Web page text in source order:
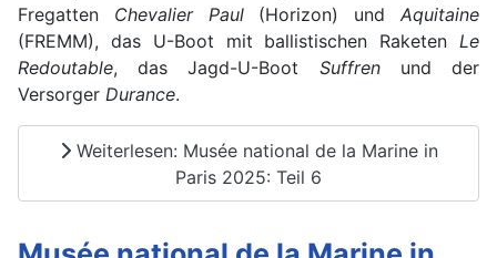
Fregatten Chevalier Paul(Horizon) undAquitaine
(FREMM), das U-Boot mit ballistischen Raketen Le
Redoutable, das Jagd-U-Boot Suffren und der
Versorger Durance.
Weiterlesen: Musée national de la Marine in
Paris 2025: Teil 6